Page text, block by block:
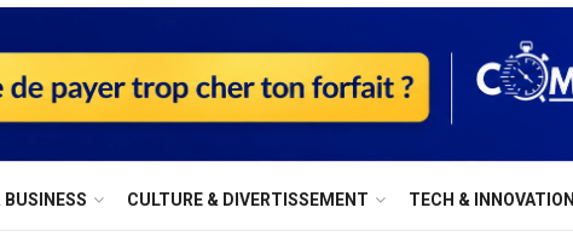
BUSINESS ⁠CULTURE & DIVERTISSEMENT ⁠TECH & INNOVATION